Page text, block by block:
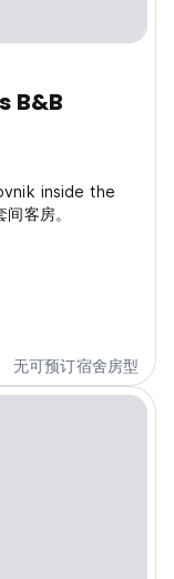
B&B
inside the
客房。
无可预订宿舍房型